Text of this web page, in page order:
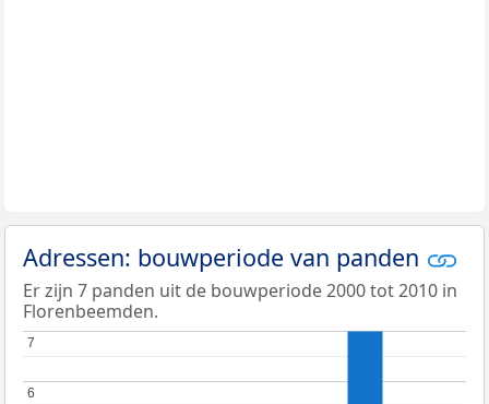
Adressen: bouwperiode van panden
Er zijn 7 panden uit de bouwperiode 2000 tot 2010 in
Florenbeemden.
6
6
7
7